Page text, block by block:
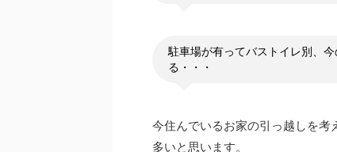
駐車場が有ってバストイレ別、
る・・・
今住んでいるお家の引っ越しを
多いと思います。